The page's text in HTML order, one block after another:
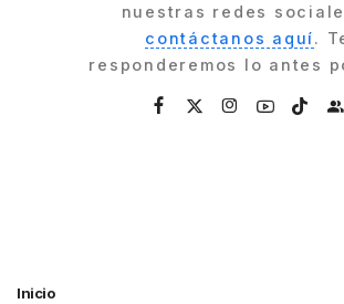
nuestras redes
contáctanos aquí.
responderemos lo antes
Inicio